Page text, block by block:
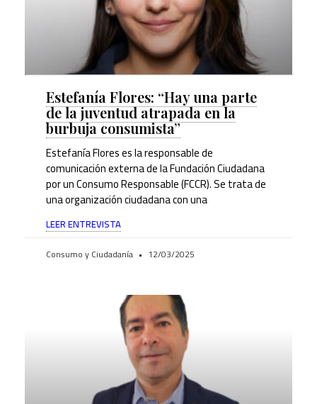
Estefanía Flores: “Hay una parte
de la juventud atrapada en la
burbuja consumista”
Estefanía Flores es la responsable de
comunicación externa de la Fundación Ciudadana
por un Consumo Responsable (FCCR). Se trata de
una organización ciudadana con una
LEER ENTREVISTA
Consumo y Ciudadanía 12/03/2025